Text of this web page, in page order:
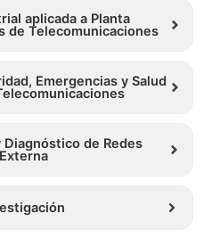
aplicada a Planta
de Telecomunicaciones
Emergencias y Salud
de Redes